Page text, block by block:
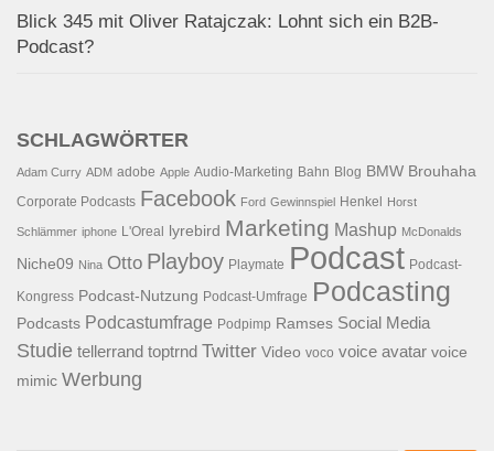
Blick 345 mit Oliver Ratajczak: Lohnt sich ein B2B-
Podcast?
SCHLAGWÖRTER
Adam Curry ADM adobe Apple Audio-Marketing Bahn Blog BMW Brouhaha
Corporate Podcasts Facebook Ford Gewinnspiel Henkel Horst
Schlämmer iphone L'Oreal lyrebird Marketing Mashup McDonalds
Niche09 Nina Otto Playboy Playmate Podcast Podcast-
Kongress Podcast-Nutzung Podcast-Umfrage Podcasting
Podcasts Podcastumfrage Podpimp Ramses Social Media
Studie tellerrand toptrnd Twitter Video voco voice avatar voice
mimic Werbung